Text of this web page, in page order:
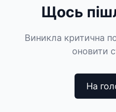
Щось
Виникла критична
оновити
На